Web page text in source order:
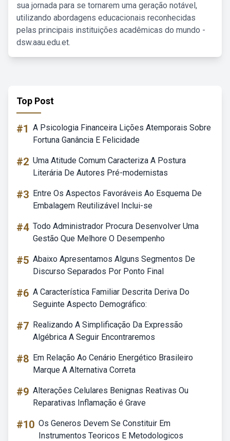
sua jornada para se tornarem uma geração notável,
utilizando abordagens educacionais reconhecidas
pelas principais instituições acadêmicas do mundo -
dsw.aau.edu.et.
Top Post
#1 A Psicologia Financeira Lições Atemporais Sobre
Fortuna Ganância E Felicidade
#2 Uma Atitude Comum Caracteriza A Postura
Literária De Autores Pré-modernistas
#3 Entre Os Aspectos Favoráveis Ao Esquema De
Embalagem Reutilizável Inclui-se
#4 Todo Administrador Procura Desenvolver Uma
Gestão Que Melhore O Desempenho
#5 Abaixo Apresentamos Alguns Segmentos De
Discurso Separados Por Ponto Final
#6 A Característica Familiar Descrita Deriva Do
Seguinte Aspecto Demográfico:
#7 Realizando A Simplificação Da Expressão
Algébrica A Seguir Encontraremos
#8 Em Relação Ao Cenário Energético Brasileiro
Marque A Alternativa Correta
#9 Alterações Celulares Benignas Reativas Ou
Reparativas Inflamação é Grave
#10 Os Generos Devem Se Constituir Em
Instrumentos Teoricos E Metodologicos